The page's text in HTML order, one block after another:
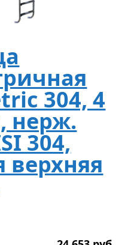
304, 4
нерж.
304,
верхняя